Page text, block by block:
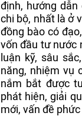
định, hướng
chi bộ, nhất là ở
đồng bào có
vốn đầu tư nước
luận kỹ, sâu
năng, nhiệm vụ
nắm bắt được
phát hiện, giải
mới, vấn đề